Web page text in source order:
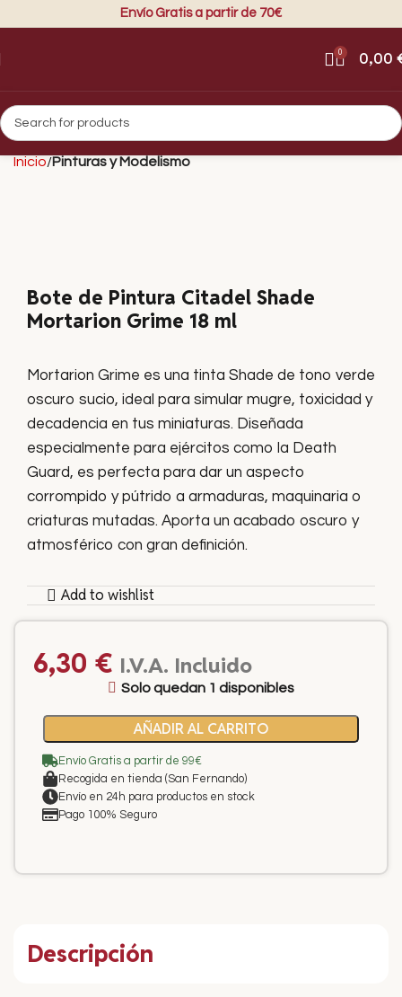
Envío Gratis a partir de 70€
0 0,00
Inicio Pinturas y Modelismo
Bote de Pintura Citadel Shade
Mortarion Grime 18 ml
Mortarion Grime es una tinta Shade de tono verde
oscuro sucio, ideal para simular mugre, toxicidad y
decadencia en tus miniaturas. Diseñada
especialmente para ejércitos como la Death
Guard, es perfecta para dar un aspecto
corrompido y pútrido a armaduras, maquinaria o
criaturas mutadas. Aporta un acabado oscuro y
atmosférico con gran definición.
Add to wishlist
6,30 € I.V.A. Incluido
Solo quedan 1 disponibles
AÑADIR AL CARRITO
Envío Gratis a partir de 99€
Recogida en tienda (San Fernando)
Envío en 24h para productos en stock
Pago 100% Seguro
Descripción